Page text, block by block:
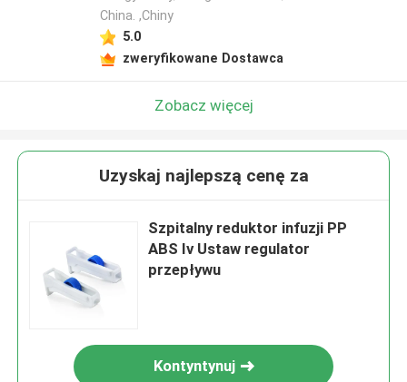
China. ,Chiny
5.0
zweryfikowane Dostawca
Zobacz więcej
Uzyskaj najlepszą cenę za
Szpitalny reduktor infuzji PP
ABS Iv Ustaw regulator
przepływu
Kontyntynuj